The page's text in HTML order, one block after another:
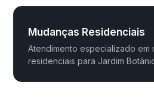
Mudanças Residenciais
Atendimento especializado em
residenciais para Jardim